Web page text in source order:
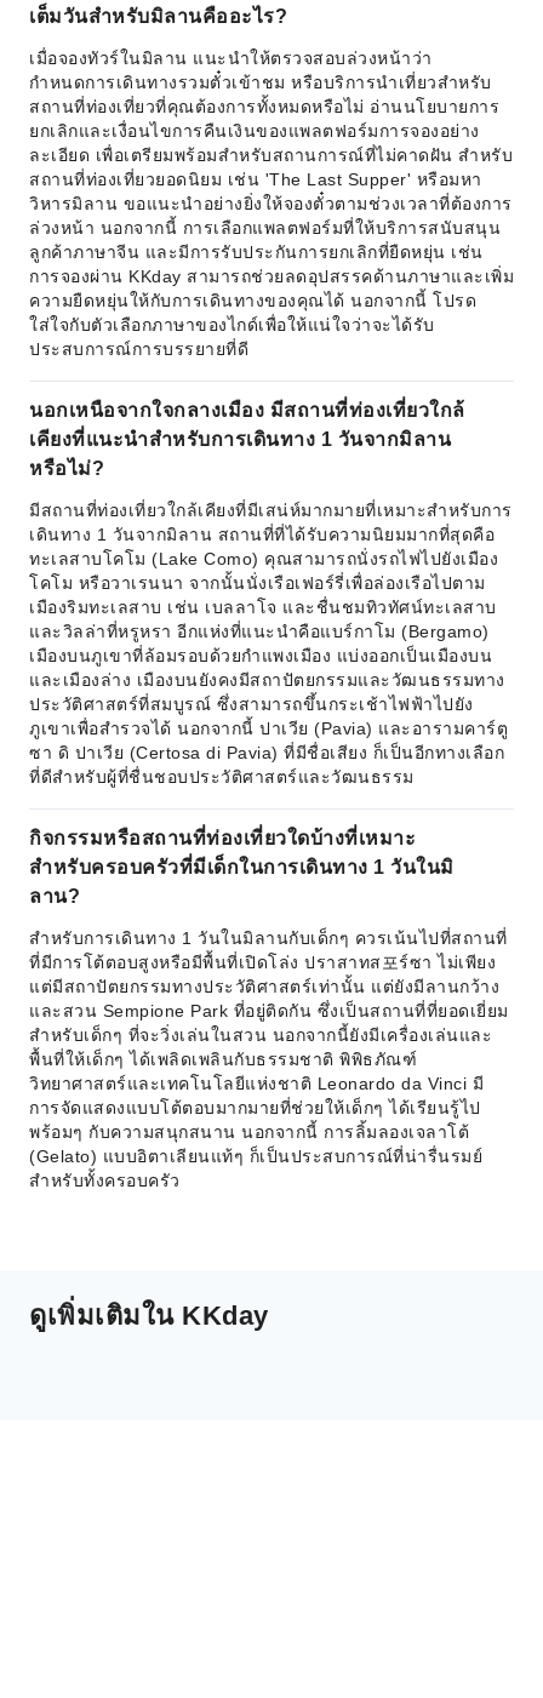
เต็มวันสำหรับมิลานคืออะไร?
เมื่อจองทัวร์ในมิลาน แนะนำให้ตรวจสอบล่วงหน้าว่า
กำหนดการเดินทางรวมตั๋วเข้าชม หรือบริการนำเที่ยวสำหรับ
สถานที่ท่องเที่ยวที่คุณต้องการทั้งหมดหรือไม่ อ่านนโยบายการ
ยกเลิกและเงื่อนไขการคืนเงินของแพลตฟอร์มการจองอย่าง
ละเอียด เพื่อเตรียมพร้อมสำหรับสถานการณ์ที่ไม่คาดฝัน สำหรับ
สถานที่ท่องเที่ยวยอดนิยม เช่น 'The Last Supper' หรือมหา
วิหารมิลาน ขอแนะนำอย่างยิ่งให้จองตั๋วตามช่วงเวลาที่ต้องการ
ล่วงหน้า นอกจากนี้ การเลือกแพลตฟอร์มที่ให้บริการสนับสนุน
ลูกค้าภาษาจีน และมีการรับประกันการยกเลิกที่ยืดหยุ่น เช่น
การจองผ่าน KKday สามารถช่วยลดอุปสรรคด้านภาษาและเพิ่ม
ความยืดหยุ่นให้กับการเดินทางของคุณได้ นอกจากนี้ โปรด
ใส่ใจกับตัวเลือกภาษาของไกด์เพื่อให้แน่ใจว่าจะได้รับ
ประสบการณ์การบรรยายที่ดี
นอกเหนือจากใจกลางเมือง มีสถานที่ท่องเที่ยวใกล้
เคียงที่แนะนำสำหรับการเดินทาง 1 วันจากมิลาน
หรือไม่?
มีสถานที่ท่องเที่ยวใกล้เคียงที่มีเสน่ห์มากมายที่เหมาะสำหรับการ
เดินทาง 1 วันจากมิลาน สถานที่ที่ได้รับความนิยมมากที่สุดคือ
ทะเลสาบโคโม (Lake Como) คุณสามารถนั่งรถไฟไปยังเมือง
โคโม หรือวาเรนนา จากนั้นนั่งเรือเฟอร์รี่เพื่อล่องเรือไปตาม
เมืองริมทะเลสาบ เช่น เบลลาโจ และชื่นชมทิวทัศน์ทะเลสาบ
และวิลล่าที่หรูหรา อีกแห่งที่แนะนำคือแบร์กาโม (Bergamo)
เมืองบนภูเขาที่ล้อมรอบด้วยกำแพงเมือง แบ่งออกเป็นเมืองบน
และเมืองล่าง เมืองบนยังคงมีสถาปัตยกรรมและวัฒนธรรมทาง
ประวัติศาสตร์ที่สมบูรณ์ ซึ่งสามารถขึ้นกระเช้าไฟฟ้าไปยัง
ภูเขาเพื่อสำรวจได้ นอกจากนี้ ปาเวีย (Pavia) และอารามคาร์ตู
ซา ดิ ปาเวีย (Certosa di Pavia) ที่มีชื่อเสียง ก็เป็นอีกทางเลือก
ที่ดีสำหรับผู้ที่ชื่นชอบประวัติศาสตร์และวัฒนธรรม
กิจกรรมหรือสถานที่ท่องเที่ยวใดบ้างที่เหมาะ
สำหรับครอบครัวที่มีเด็กในการเดินทาง 1 วันในมิ
ลาน?
สำหรับการเดินทาง 1 วันในมิลานกับเด็กๆ ควรเน้นไปที่สถานที่
ที่มีการโต้ตอบสูงหรือมีพื้นที่เปิดโล่ง ปราสาทส포ร์ซา ไม่เพียง
แต่มีสถาปัตยกรรมทางประวัติศาสตร์เท่านั้น แต่ยังมีลานกว้าง
และสวน Sempione Park ที่อยู่ติดกัน ซึ่งเป็นสถานที่ที่ยอดเยี่ยม
สำหรับเด็กๆ ที่จะวิ่งเล่นในสวน นอกจากนี้ยังมีเครื่องเล่นและ
พื้นที่ให้เด็กๆ ได้เพลิดเพลินกับธรรมชาติ พิพิธภัณฑ์
วิทยาศาสตร์และเทคโนโลยีแห่งชาติ Leonardo da Vinci มี
การจัดแสดงแบบโต้ตอบมากมายที่ช่วยให้เด็กๆ ได้เรียนรู้ไป
พร้อมๆ กับความสนุกสนาน นอกจากนี้ การลิ้มลองเจลาโต้
(Gelato) แบบอิตาเลียนแท้ๆ ก็เป็นประสบการณ์ที่น่ารื่นรมย์
สำหรับทั้งครอบครัว
ดูเพิ่มเติมใน KKday